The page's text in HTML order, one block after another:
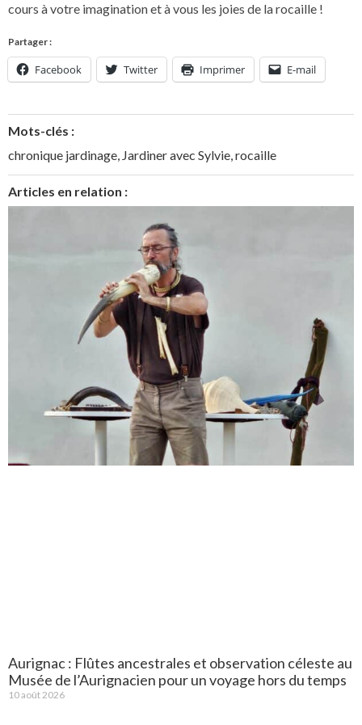
cours à votre imagination et à vous les joies de la rocaille !
Partager :
Facebook Twitter Imprimer E-mail
Mots-clés :
chronique jardinage Jardiner avec Sylvie rocaille
Articles en relation :
Aurignac : Flûtes ancestrales et observation céleste au
Musée de l’Aurignacien pour un voyage hors du temps
10 août 2026